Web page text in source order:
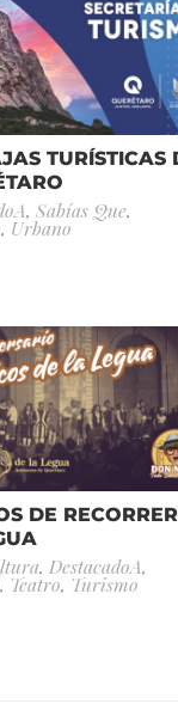
TURÍSTICAS
, Sabías Que,
, Urbano
DE RECORRER
, DestacadoA,
, Teatro, Turismo